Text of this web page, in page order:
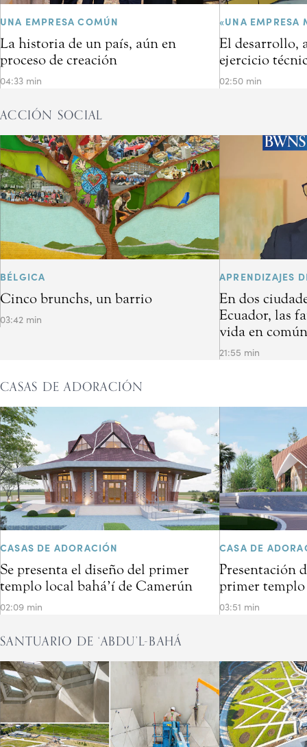
UNA EMPRESA COMÚN
La historia de un país, aún en
proceso de creación
04:33 min
«UNA EMPRESA
El desarrollo,
ejercicio
02:50 min
ACCIÓN SOCIAL
BÉLGICA
Cinco brunchs, un barrio
03:42 min
APRENDIZAJES
En dos
Ecuador, las
vida en
21:55 min
CASAS DE ADORACIÓN
CASAS DE ADORACIÓN
Se presenta el diseño del primer
templo local bahá’í de Camerún
02:09 min
CASA DE
Presentación
primer templo
03:51 min
SANTUARIO DE ‘ABDU’L-BAHÁ